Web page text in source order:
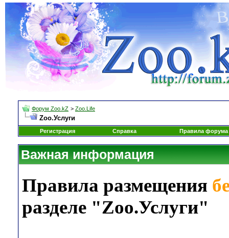
Форум Zoo.kZ > Zoo.Life
Zoo.Услуги
Регистрация Справка Правила форума
Важная информация
Правила размещения
разделе "Zoo.Услуги"